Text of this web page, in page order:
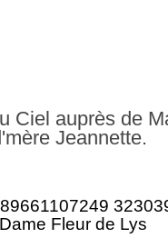
Ciel auprès de
Jeannette.
Fleur de Lys